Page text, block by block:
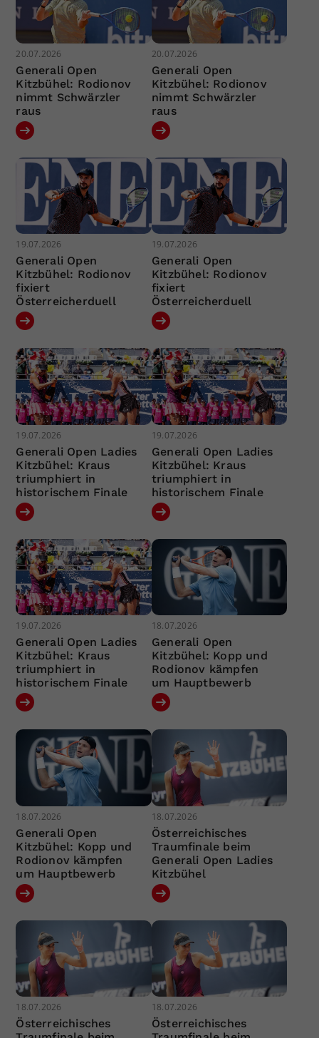
20.07.2026
Generali Open
Kitzbühel: Rodionov
nimmt Schwärzler
raus
20.07.2026
Generali Open
Kitzbühel: Rodionov
nimmt Schwärzler
raus
19.07.2026
Generali Open
Kitzbühel: Rodionov
fixiert
Österreicherduell
19.07.2026
Generali Open
Kitzbühel: Rodionov
fixiert
Österreicherduell
19.07.2026
Generali Open Ladies
Kitzbühel: Kraus
triumphiert in
historischem Finale
19.07.2026
Generali Open Ladies
Kitzbühel: Kraus
triumphiert in
historischem Finale
19.07.2026
Generali Open Ladies
Kitzbühel: Kraus
triumphiert in
historischem Finale
18.07.2026
Generali Open
Kitzbühel: Kopp und
Rodionov kämpfen
um Hauptbewerb
18.07.2026
Generali Open
Kitzbühel: Kopp und
Rodionov kämpfen
um Hauptbewerb
18.07.2026
Österreichisches
Traumfinale beim
Generali Open Ladies
Kitzbühel
18.07.2026
Österreichisches
18.07.2026
Österreichisches